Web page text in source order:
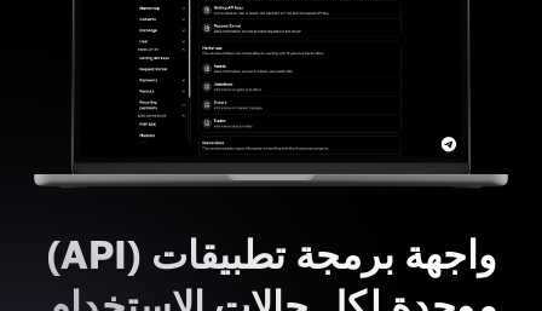
واجهة برمجة تطبيقات (API)